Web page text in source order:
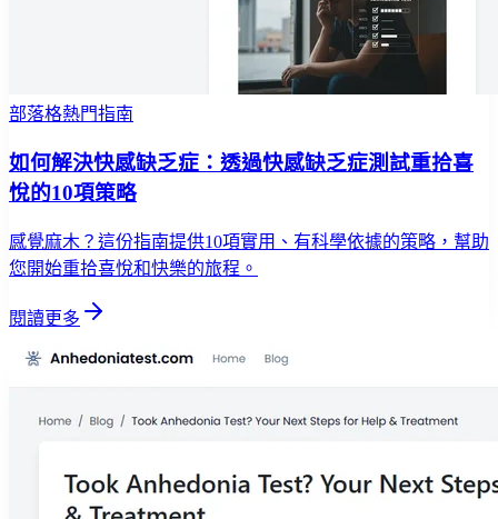
部落格熱門指南
如何解決快感缺乏症：透過快感缺乏症測試重拾喜
悅的10項策略
感覺麻木？這份指南提供10項實用、有科學依據的策略，幫助
您開始重拾喜悅和快樂的旅程。
閱讀更多